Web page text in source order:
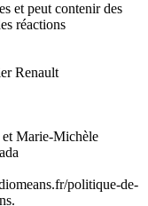
et peut contenir des
réactions
Renault
Marie-Michèle
politique-de-